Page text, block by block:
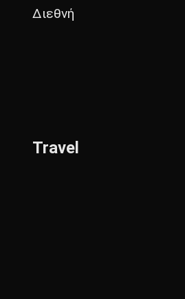
Διεθνή
Travel